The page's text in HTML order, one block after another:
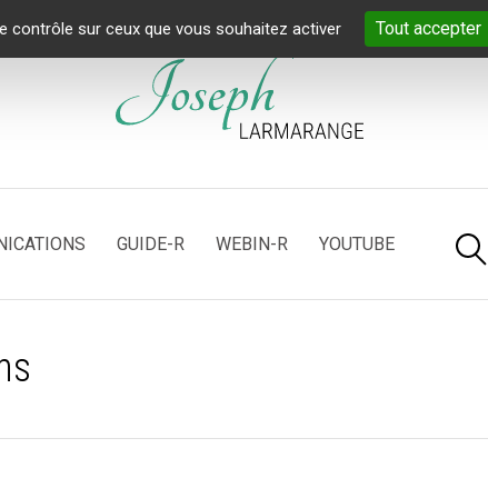
contrôle sur ceux que vous souhaitez activer Tout accepter
GUIDE-R WEBIN-R YOUTUBE